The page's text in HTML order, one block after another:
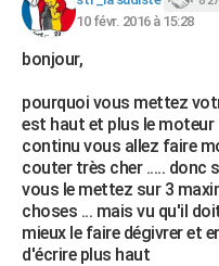
10 févr. 2016 à 15:28
bonjour,
pourquoi vous mettez
est haut et plus le moteur
continu vous allez faire
couter très cher ..... donc
vous le mettez sur 3
choses ... mais vu qu'il
mieux le faire dégivrer et
d'écrire plus haut